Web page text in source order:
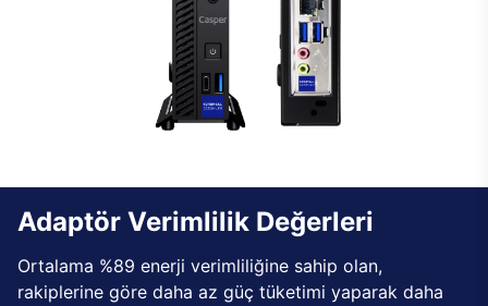
Adaptör Verimlilik Değerleri
Ortalama %89 enerji verimliliğine sahip olan,
rakiplerine göre daha az güç tüketimi yaparak daha